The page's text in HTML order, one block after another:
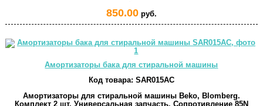
850.00руб.
Амортизаторы бака для стиральной машины
Код товара: SAR015AC
Амортизаторы для стиральной машины Beko, Blomberg.
Комплект 2 шт. Универсальная запчасть. Сопротивление 85N